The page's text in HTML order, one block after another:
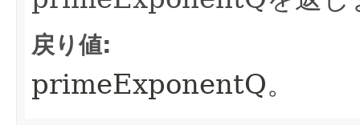
戻り値:
primeExponentQ。